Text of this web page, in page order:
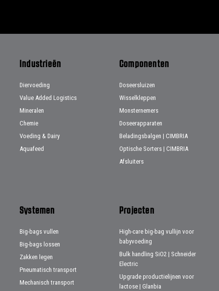
Industrieën
Diervoeding
Value Added Logistics
Mineralen
Chemie
Voeding & Dairy
Aquafeed
Componenten
Doseersluizen
Wisselkleppen
Monsternemers
Doseerapparaten
Beladingsbalgen | CIMBRIA
Optische Sorters | CIMBRIA
Afsluiters
Systemen
Big-bags vullen
Big-bags lossen
Zakken legen
Pneumatisch transport
Mechanisch transport
Projecten
High-care big-bag vullijn voor
babyvoeding
Bulk handling SiO2 | Schneider
Electric
Upgrade productielijnen voor
lactose | Glanbia